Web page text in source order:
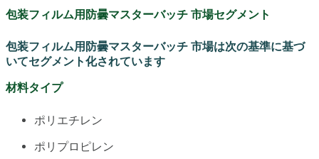
包装フィルム用防曇マスターバッチ 市場セグメント
包装フィルム用防曇マスターバッチ 市場は次の基準に基づ
いてセグメント化されています
材料タイプ
ポリエチレン
ポリプロピレン